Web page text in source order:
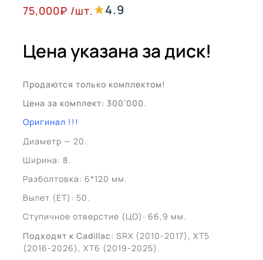
75,000₽ /шт. 4.9
Цена указана за диск!
Продаются только комплектом!
Цена за комплект: 300’000.
Оригинал !!!
Диаметр — 20.
Ширина: 8.
Разболтовка: 6*120 мм.
Вылет (ET): 50.
Ступичное отверстие (ЦО): 66,9 мм.
Подходят к Cadillac: SRX (2010-2017) , XT5
(2016-2026), XT6 (2019-2025).